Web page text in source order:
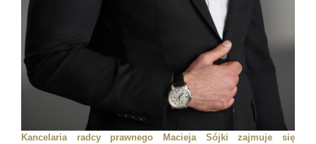
Kancelaria radcy prawnego Macieja Sójki zajmuje się